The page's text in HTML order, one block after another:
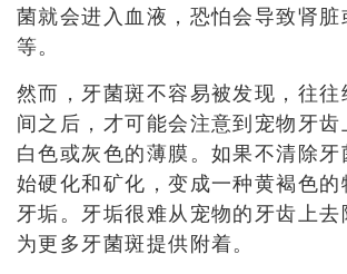
菌就会进入血液，恐怕会导致肾脏
等。
然而，牙菌斑不容易被发现，往
间之后，才可能会注意到宠物牙
白色或灰色的薄膜。如果不清除
始硬化和矿化，变成一种黄褐色的
牙垢。牙垢很难从宠物的牙齿上去
为更多牙菌斑提供附着。